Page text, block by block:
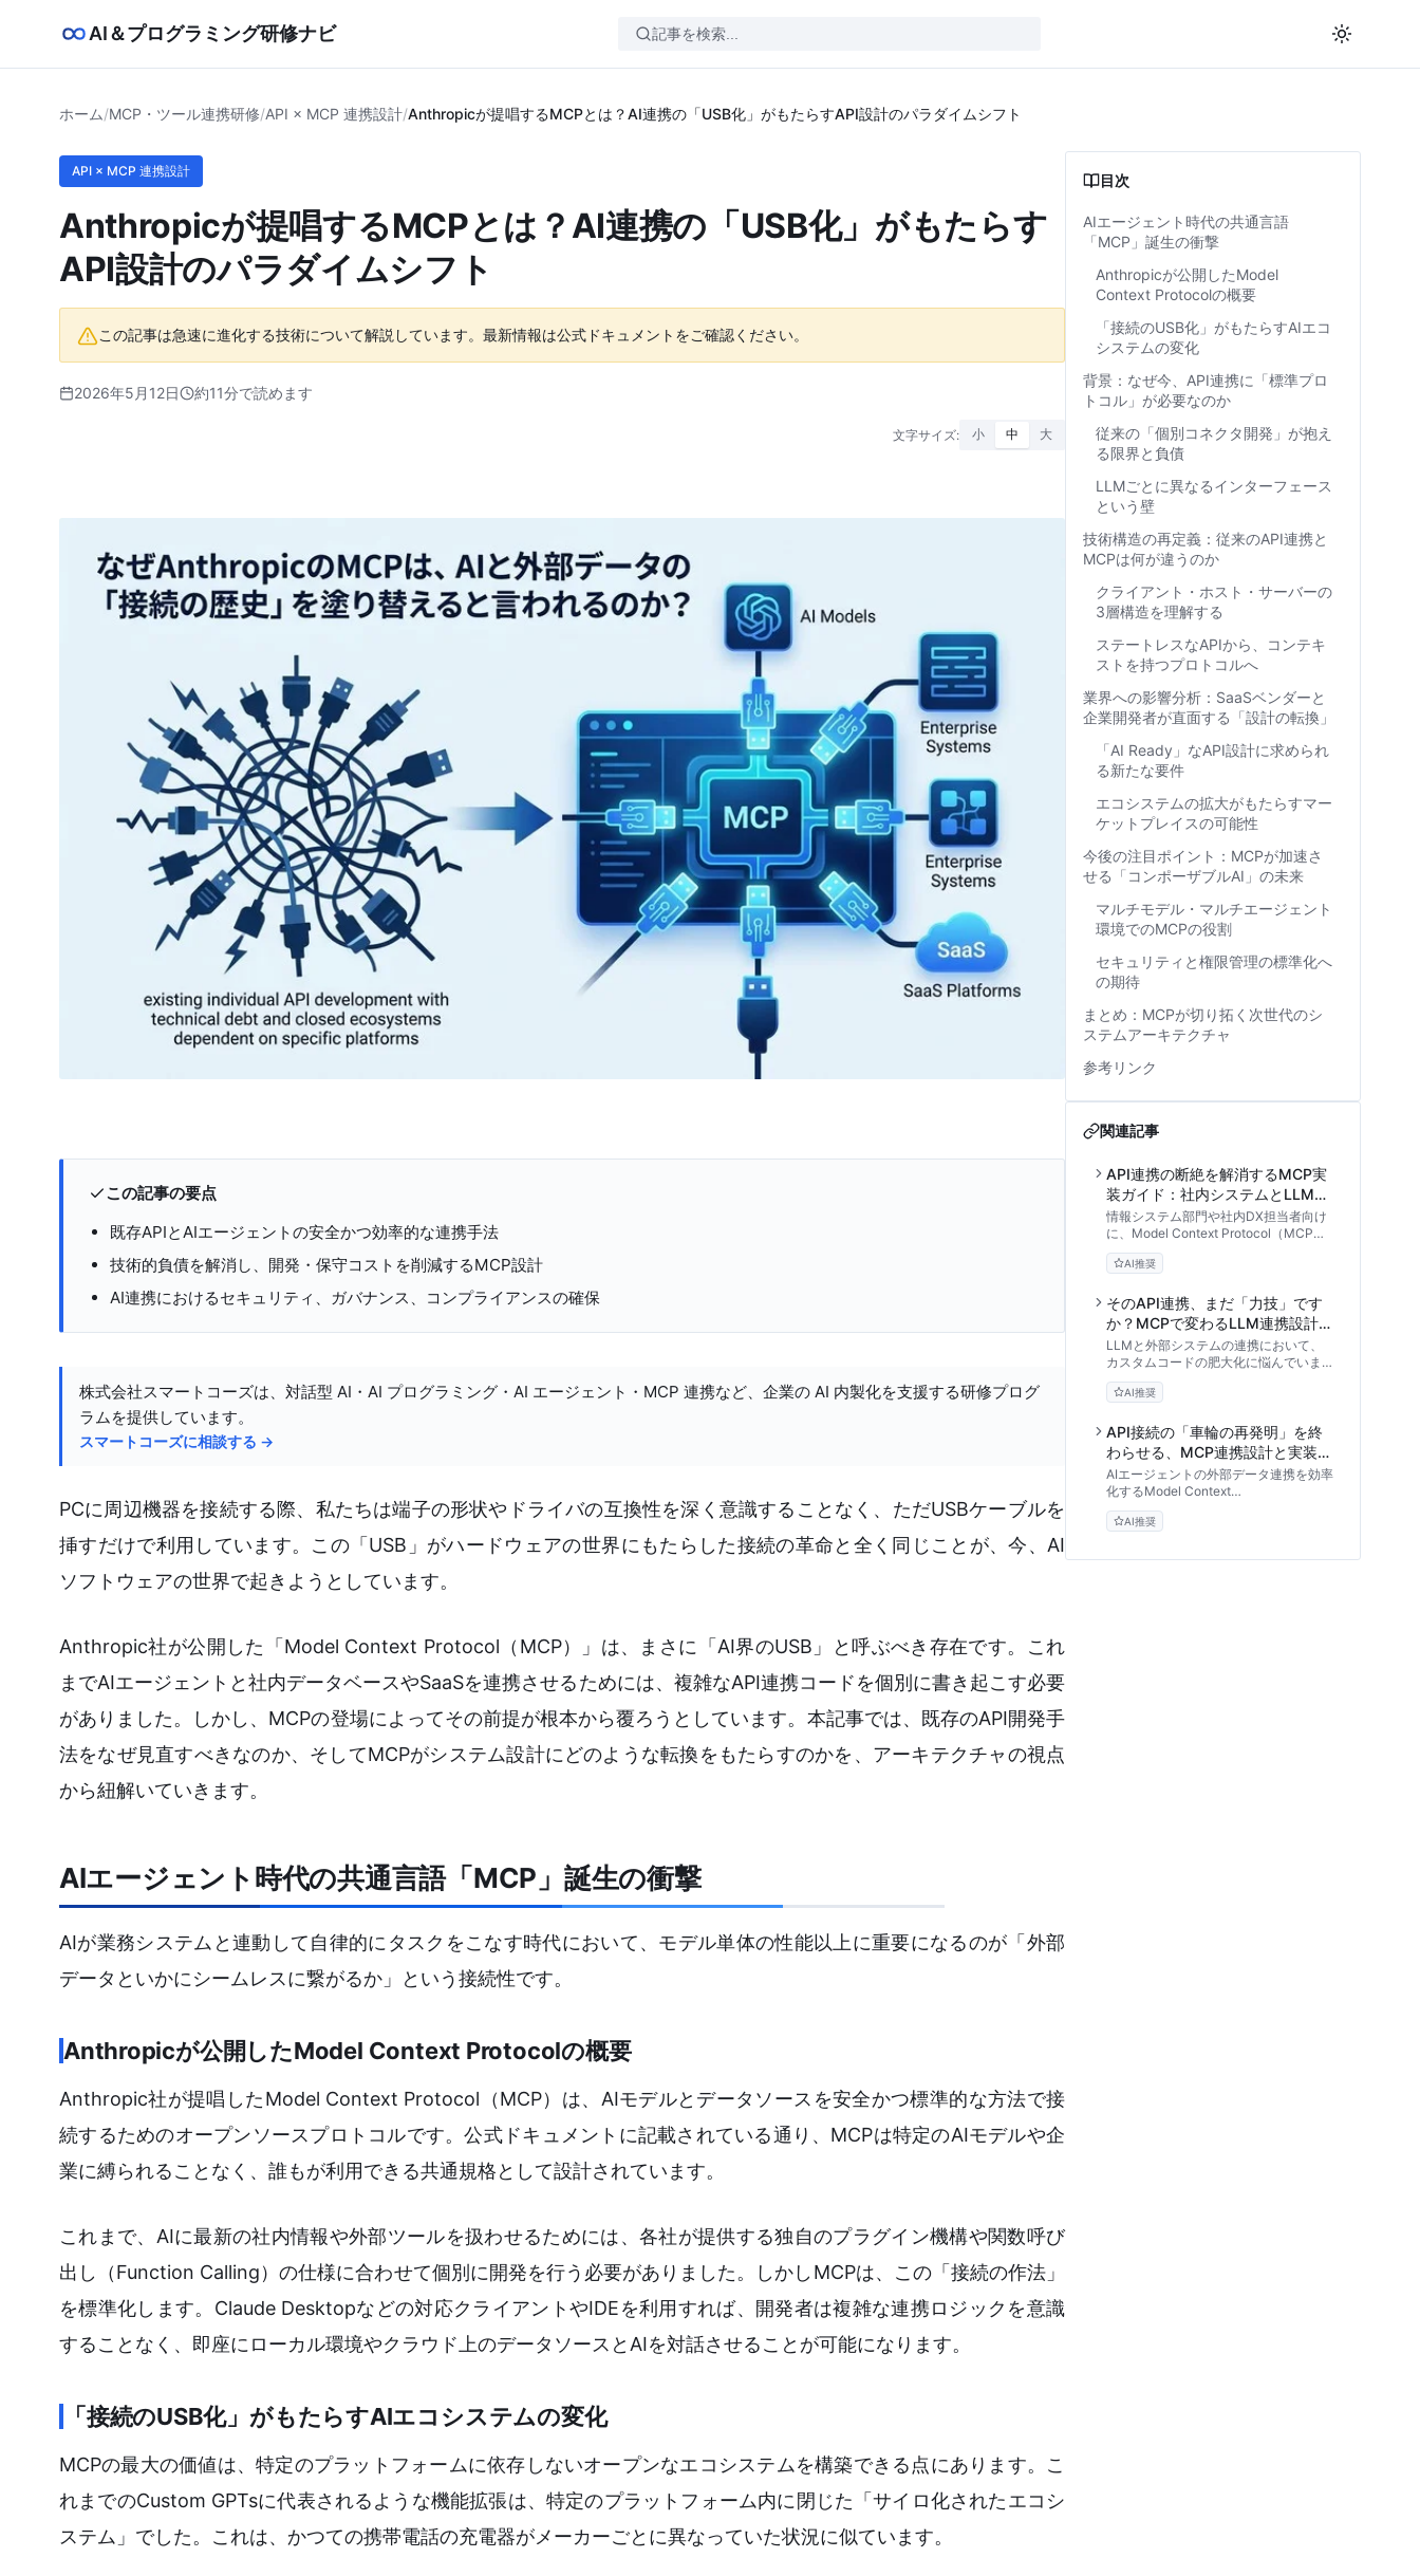
AI＆プログラミング研修ナビ
ホーム/MCP・ツール連携研修/API × MCP 連携設計/Anthropicが提唱するMCPとは？AI連携の「USB化」がもたらすAPI設計のパラダイムシフト
API × MCP 連携設計
Anthropicが提唱するMCPとは？AI連携の「USB化」がもたらす
API設計のパラダイムシフト
この記事は急速に進化する技術について解説しています。最新情報は公式ドキュメントをご確認ください。
2026年5月12日 約11分で読めます
文字サイズ: 小 中 大
この記事の要点
既存APIとAIエージェントの安全かつ効率的な連携手法
技術的負債を解消し、開発・保守コストを削減するMCP設計
AI連携におけるセキュリティ、ガバナンス、コンプライアンスの確保
株式会社スマートコーズは、対話型 AI・AI プログラミング・AI エージェント・MCP 連携など、企業の AI 内製化を支援する研修プログ
ラムを提供しています。
スマートコーズに相談する →
PCに周辺機器を接続する際、私たちは端子の形状やドライバの互換性を深く意識することなく、ただUSBケーブルを
挿すだけで利用しています。この「USB」がハードウェアの世界にもたらした接続の革命と全く同じことが、今、AI
ソフトウェアの世界で起きようとしています。
Anthropic社が公開した「Model Context Protocol（MCP）」は、まさに「AI界のUSB」と呼ぶべき存在です。これ
までAIエージェントと社内データベースやSaaSを連携させるためには、複雑なAPI連携コードを個別に書き起こす必要
がありました。しかし、MCPの登場によってその前提が根本から覆ろうとしています。本記事では、既存のAPI開発手
法をなぜ見直すべきなのか、そしてMCPがシステム設計にどのような転換をもたらすのかを、アーキテクチャの視点
から紐解いていきます。
AIエージェント時代の共通言語「MCP」誕生の衝撃
AIが業務システムと連動して自律的にタスクをこなす時代において、モデル単体の性能以上に重要になるのが「外部
データといかにシームレスに繋がるか」という接続性です。
Anthropicが公開したModel Context Protocolの概要
Anthropic社が提唱したModel Context Protocol（MCP）は、AIモデルとデータソースを安全かつ標準的な方法で接
続するためのオープンソースプロトコルです。公式ドキュメントに記載されている通り、MCPは特定のAIモデルや企
業に縛られることなく、誰もが利用できる共通規格として設計されています。
これまで、AIに最新の社内情報や外部ツールを扱わせるためには、各社が提供する独自のプラグイン機構や関数呼び
出し（Function Calling）の仕様に合わせて個別に開発を行う必要がありました。しかしMCPは、この「接続の作法」
を標準化します。Claude Desktopなどの対応クライアントやIDEを利用すれば、開発者は複雑な連携ロジックを意識
することなく、即座にローカル環境やクラウド上のデータソースとAIを対話させることが可能になります。
「接続のUSB化」がもたらすAIエコシステムの変化
MCPの最大の価値は、特定のプラットフォームに依存しないオープンなエコシステムを構築できる点にあります。こ
れまでのCustom GPTsに代表されるような機能拡張は、特定のプラットフォーム内に閉じた「サイロ化されたエコシ
ステム」でした。これは、かつての携帯電話の充電器がメーカーごとに異なっていた状況に似ています。
目次
AIエージェント時代の共通言語
「MCP」誕生の衝撃
Anthropicが公開したModel
Context Protocolの概要
「接続のUSB化」がもたらすAIエコ
システムの変化
背景：なぜ今、API連携に「標準プロ
トコル」が必要なのか
従来の「個別コネクタ開発」が抱え
る限界と負債
LLMごとに異なるインターフェース
という壁
技術構造の再定義：従来のAPI連携と
MCPは何が違うのか
クライアント・ホスト・サーバーの
3層構造を理解する
ステートレスなAPIから、コンテキ
ストを持つプロトコルへ
業界への影響分析：SaaSベンダーと
企業開発者が直面する「設計の転換」
「AI Ready」なAPI設計に求められ
る新たな要件
エコシステムの拡大がもたらすマー
ケットプレイスの可能性
今後の注目ポイント：MCPが加速さ
せる「コンポーザブルAI」の未来
マルチモデル・マルチエージェント
環境でのMCPの役割
セキュリティと権限管理の標準化へ
の期待
まとめ：MCPが切り拓く次世代のシ
ステムアーキテクチャ
参考リンク
関連記事
API連携の断絶を解消するMCP実
装ガイド：社内システムとLLMを
つなぐ設計手法
情報システム部門や社内DX担当者向け
に、Model Context Protocol（MCP）
を用いて既存の社内REST APIをLLMと
安全に連携する設計手法を解説。
の定義、セキュリティ対策まで、実務で
使えるハンズオンチュートリアルです。
AI推奨
そのAPI連携、まだ「力技」です
か？MCPで変わるLLM連携設計と
実践アプローチ
LLMと外部システムの連携において、
カスタムコードの肥大化に悩んでいませ
んか？Anthropicが提唱する標準規格
「MCP」のアーキテクチャから、実装
フレームワークまで、技術リーダー向け
に体系的に解説します。
AI推奨
API接続の「車輪の再発明」を終
わらせる、MCP連携設計と実装の
標準アプローチ
AIエージェントの外部データ連携を効率
化するModel Context
Protocol（MCP）の設計手法を解説。
既存APIを再利用可能な形で標準化し、
テップとベストプラクティスを提供しま
AI推奨